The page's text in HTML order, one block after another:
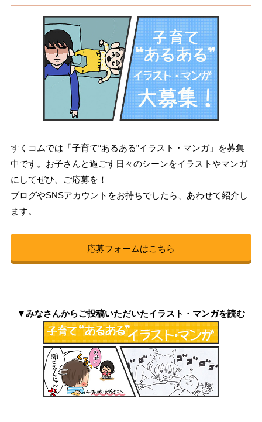
すくコムでは「子育て“あるある”イラスト・マンガ」を募集
中です。お子さんと過ごす日々のシーンをイラストやマンガ
にしてぜひ、ご応募を！
ブログやSNSアカウントをお持ちでしたら、あわせて紹介し
ます。
応募フォームはこちら
▼みなさんからご投稿いただいたイラスト・マンガを読む